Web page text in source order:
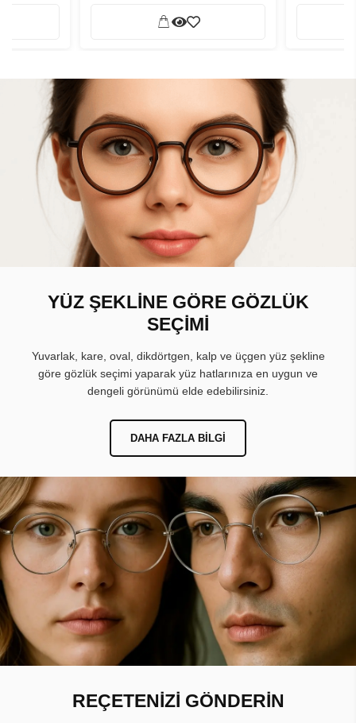
YÜZ ŞEKLİNE GÖRE GÖZLÜK
SEÇİMİ
Yuvarlak, kare, oval, dikdörtgen, kalp ve üçgen yüz şekline
göre gözlük seçimi yaparak yüz hatlarınıza en uygun ve
dengeli görünümü elde edebilirsiniz.
DAHA FAZLA BILGI
REÇETENİZİ GÖNDERİN